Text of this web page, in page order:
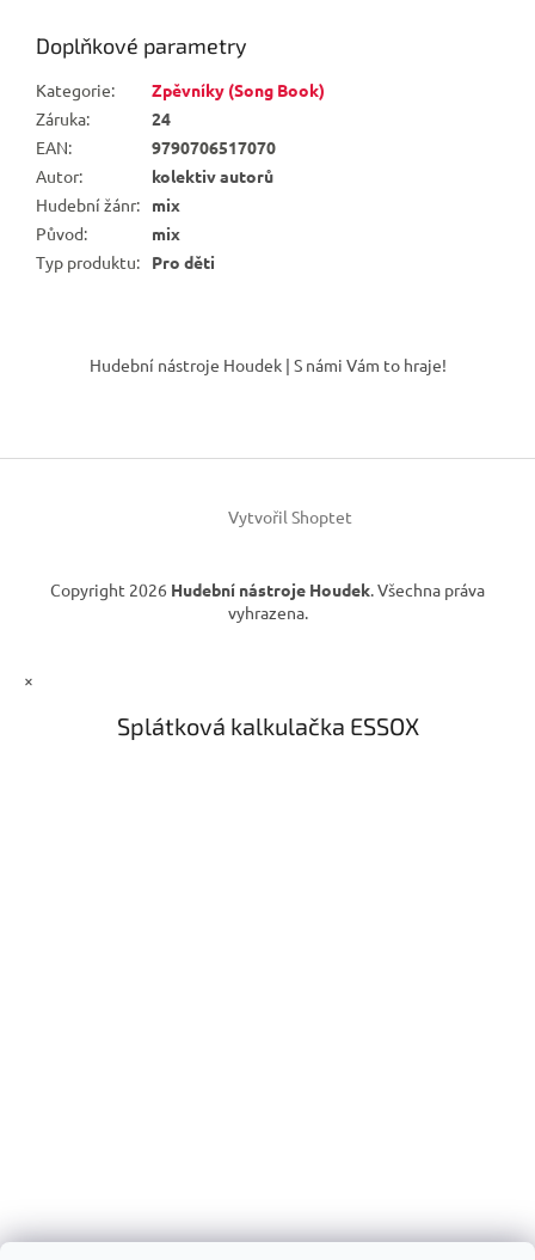
Doplňkové parametry
Kategorie:
Zpěvníky (Song Book)
Záruka:
24
EAN:
9790706517070
Autor:
kolektiv autorů
Hudební žánr:
mix
Původ:
mix
Typ produktu: Pro děti
í
Hudební nástroje Houdek | S námi Vám to hraje!
Vytvořil Shoptet
Copyright 2026 Hudební nástroje Houdek. Všechna práva
vyhrazena.
×
Splátková kalkulačka ESSOX